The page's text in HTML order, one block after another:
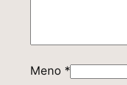
Meno *